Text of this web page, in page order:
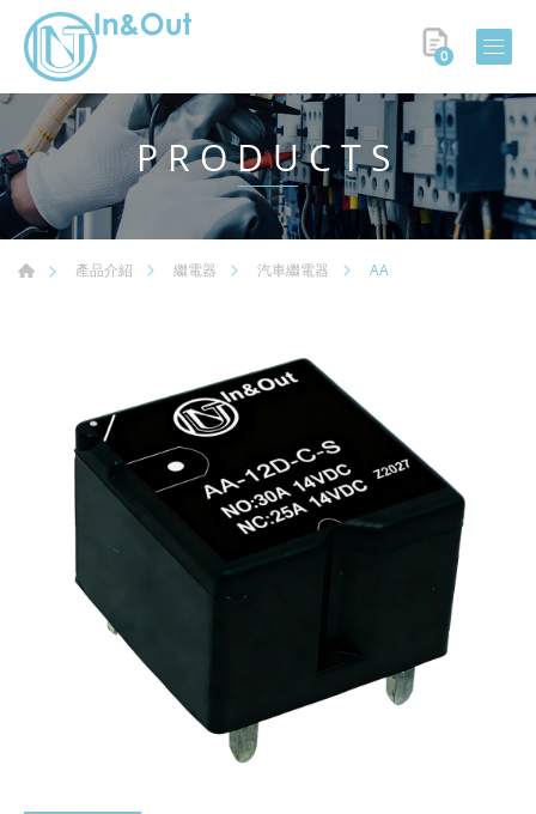
0
PRODUCTS
產品介紹 繼電器 汽車繼電器 AA